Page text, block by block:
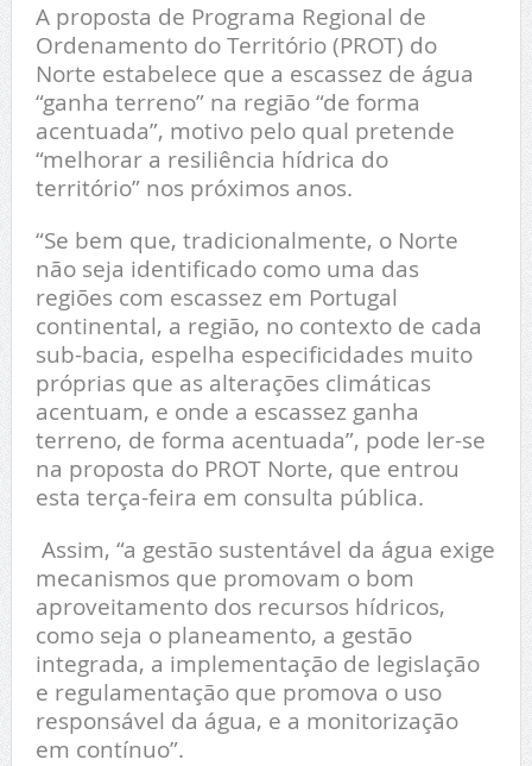
A proposta de Programa Regional de
Ordenamento do Território (PROT) do
Norte estabelece que a escassez de água
“ganha terreno” na região “de forma
acentuada”, motivo pelo qual pretende
“melhorar a resiliência hídrica do
território” nos próximos anos.
“Se bem que, tradicionalmente, o Norte
não seja identificado como uma das
regiões com escassez em Portugal
continental, a região, no contexto de cada
sub-bacia, espelha especificidades muito
próprias que as alterações climáticas
acentuam, e onde a escassez ganha
terreno, de forma acentuada”, pode ler-se
na proposta do PROT Norte, que entrou
esta terça-feira em consulta pública.
Assim, “a gestão sustentável da água exige
mecanismos que promovam o bom
aproveitamento dos recursos hídricos,
como seja o planeamento, a gestão
integrada, a implementação de legislação
e regulamentação que promova o uso
responsável da água, e a monitorização
em contínuo”.